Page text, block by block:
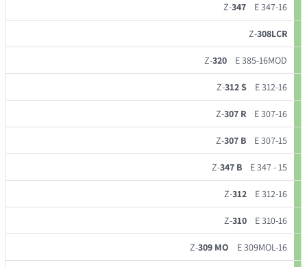
Z-347 E 347-16
Z-308LCR
Z-320 E 385-16MOD
Z-312 S E 312-16
Z-307 R E 307-16
Z-307 B E 307-15
Z-347 B E 347 - 15
Z-312 E 312-16
Z-310 E 310-16
Z-309 MO E 309MOL-16